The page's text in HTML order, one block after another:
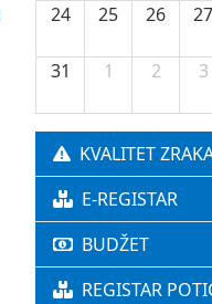
24 25 26 27
31 1 2 3
KVALITET
E-REGISTAR
BUDŽET
REGISTAR